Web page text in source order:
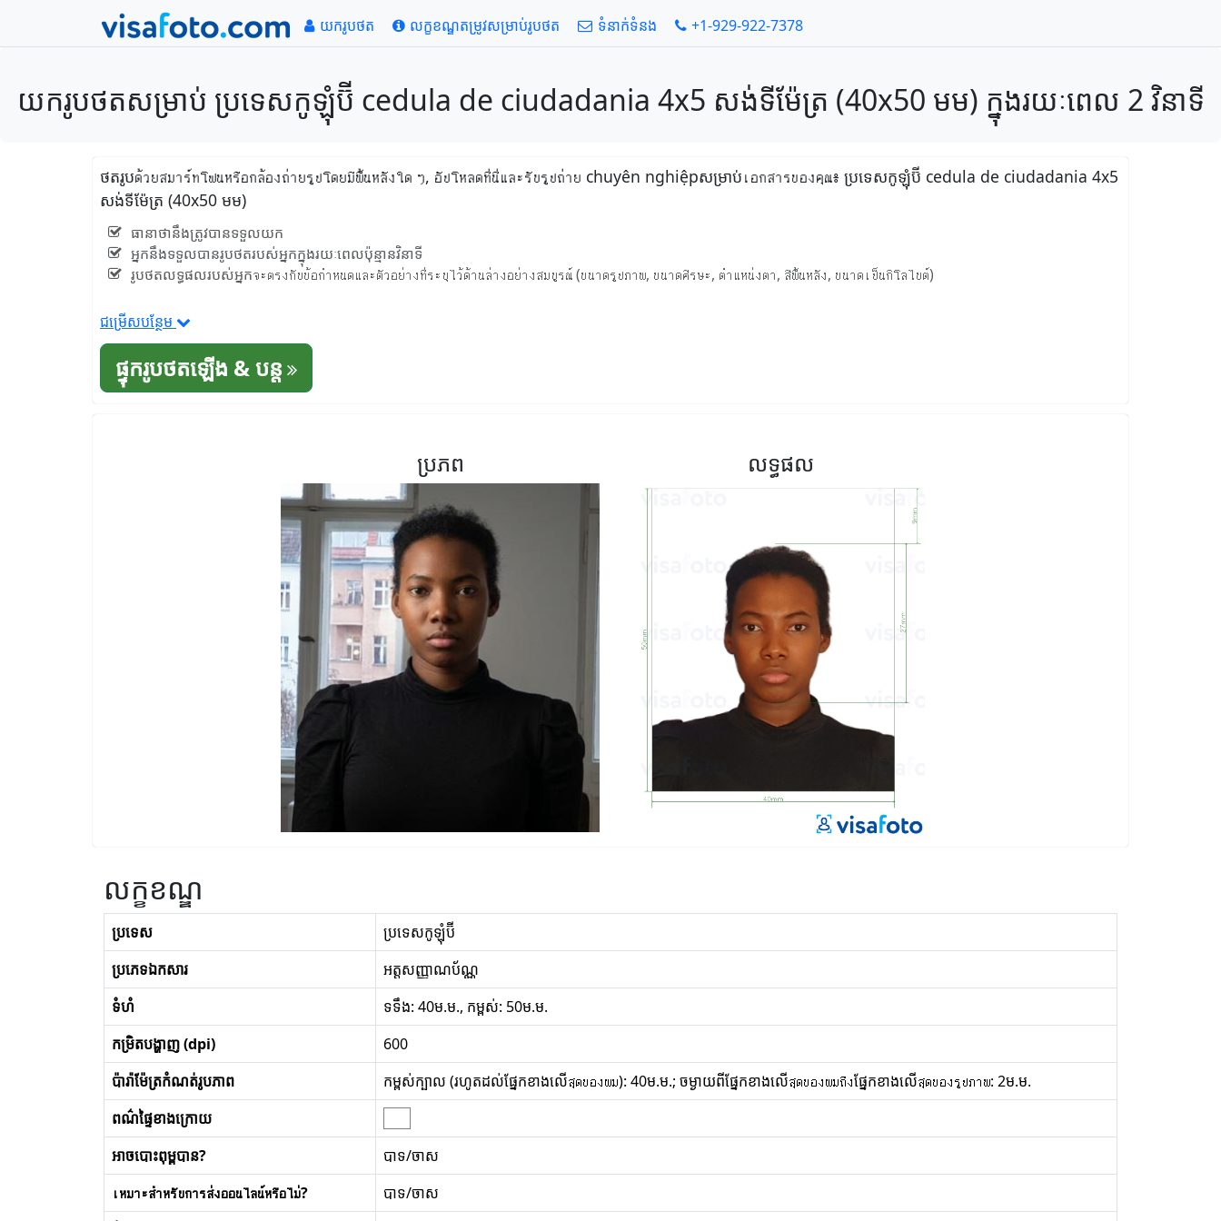
យករូបថត លក្ខខណ្ឌតម្រូវសម្រាប់រូបថត ទំនាក់ទំនង +1-929-922-7378
យករូបថតសម្រាប់ ប្រទេសកូឡុំប៊ី cedula de ciudadania 4x5 សង់ទីម៉ែត្រ (40x50 មម) ក្នុងរយៈពេល 2 វិនាទី
ថតរូបด้วยสมาร์ทโฟนหรือกล้องถ่ายรูปโดยมีพื้นหลังใด ๆ, อัปโหลดที่นี่และรับรูปถ่าย chuyên nghiệpសម្រាប់เอกสารของคุณ៖ ប្រទេសកូឡុំប៊ី cedula de ciudadania 4x5
សង់ទីម៉ែត្រ (40x50 មម)
ធានាថានឹងត្រូវបានទទួលយក
អ្នកនឹងទទួលបានរូបថតរបស់អ្នកក្នុងរយៈពេលប៉ុន្មានវិនាទី
រូបថតលទ្ធផលរបស់អ្នកจะตรงกับข้อกำหนดและตัวอย่างที่ระบุไว้ด้านล่างอย่างสมบูรณ์ (ขนาดรูปภาพ, ขนาดศีรษะ, ตำแหน่งตา, สีพื้นหลัง, ขนาดเป็นกิโลไบต์)
ជម្រើសបន្ថែម
ផ្ទុករូបថតឡើង & បន្ត
ប្រភព លទ្ធផល
លក្ខខណ្ឌ
ប្រទេស
ប្រទេសកូឡុំប៊ី
ប្រភេទឯកសារ
អត្តសញ្ញាណប័ណ្ណ
ទំហំ
ទទឹង: 40ម.ម., កម្ពស់: 50ម.ម.
កម្រិតបង្ហាញ (dpi)
600
ប៉ារ៉ាម៉ែត្រកំណត់រូបភាព
កម្ពស់ក្បាល (រហូតដល់ផ្នែកខាងលើสุดของผม): 40ម.ម.; ចម្ងាយពីផ្នែកខាងលើสุดของผมถึงផ្នែកខាងលើสุดของรูปภาพ: 2ម.ម.
ពណ៌ផ្ទៃខាងក្រោយ
អាចបោះពុម្ពបាន?
បាទ/ចាស
เหมาะสำหรับการส่งออนไลน์หรือไม่?
បាទ/ចាស